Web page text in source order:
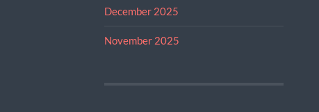
December 2025
November 2025